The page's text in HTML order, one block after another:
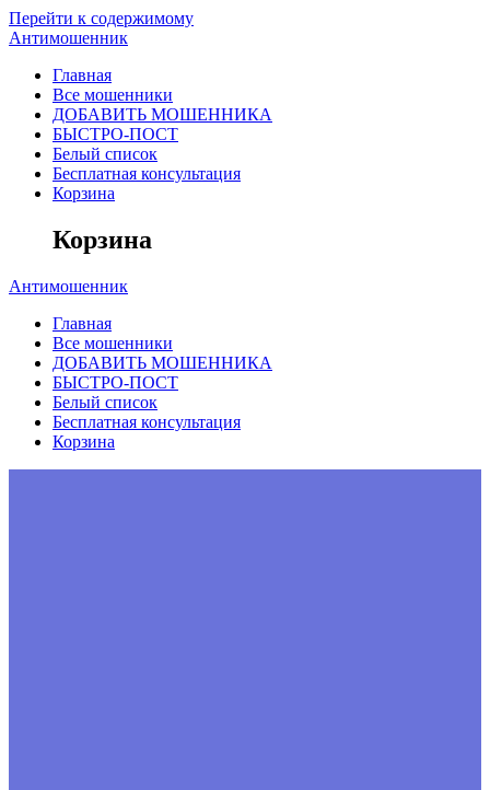
Перейти к содержимому
Антимошенник
Главная
Все мошенники
ДОБАВИТЬ МОШЕННИКА
БЫСТРО-ПОСТ
Белый список
Бесплатная консультация
Корзина
Корзина
Антимошенник
Главная
Все мошенники
ДОБАВИТЬ МОШЕННИКА
БЫСТРО-ПОСТ
Белый список
Бесплатная консультация
Корзина